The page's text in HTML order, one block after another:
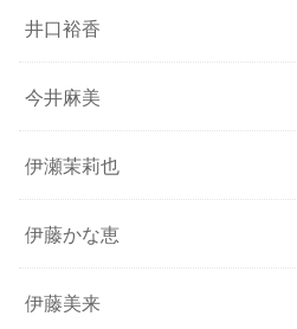
井口裕香
今井麻美
伊瀬茉莉也
伊藤かな恵
伊藤美来